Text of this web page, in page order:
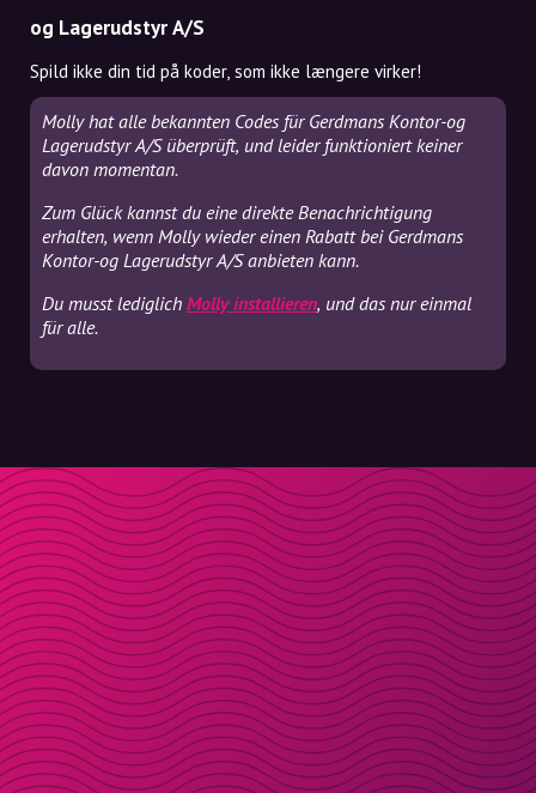
og Lagerudstyr A/S
Spild ikke din tid på koder, som ikke længere virker!
Molly hat alle bekannten Codes für Gerdmans Kontor-og
Lagerudstyr A/S überprüft, und leider funktioniert keiner
davon momentan.
Zum Glück kannst du eine direkte Benachrichtigung
erhalten, wenn Molly wieder einen Rabatt bei Gerdmans
Kontor-og Lagerudstyr A/S anbieten kann.
Du musst lediglich Molly installieren, und das nur einmal
für alle.